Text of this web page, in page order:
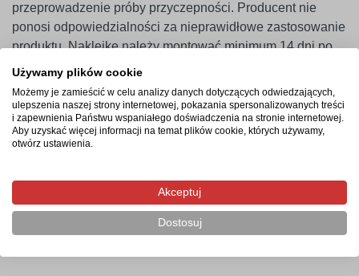
przeprowadzenie próby przyczepności. Producent nie
ponosi odpowiedzialności za nieprawidłowe zastosowanie
produktu. Naklejkę należy montować minimum 14 dni po
malowaniu ścian.
Termin realizacji
kurierska zostanie wysłana na wskazany adres, a jej
doręczenie zajmie maksymalnie 2 dni robocze od
momentu nadania.
Używamy plików cookie
Możemy je zamieścić w celu analizy danych dotyczących odwiedzających,
ulepszenia naszej strony internetowej, pokazania spersonalizowanych treści
i zapewnienia Państwu wspaniałego doświadczenia na stronie internetowej.
Aby uzyskać więcej informacji na temat plików cookie, których używamy,
otwórz ustawienia.
Akceptuj
Dostosuj